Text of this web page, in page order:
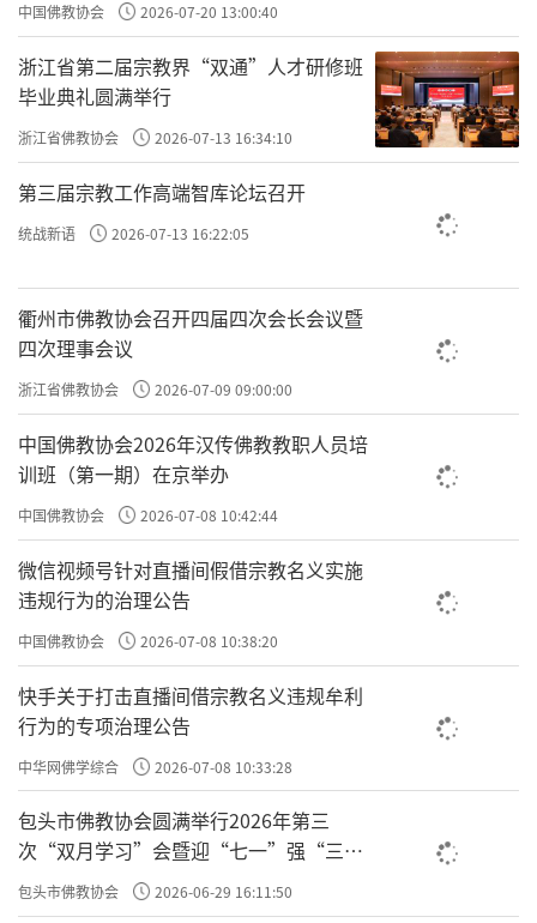
亏那就万事大吉。
第二种情况，讲公理，真讲理。这样的人
是社会的正能量，是有道义担当、有责任
心的人。他不但自己讲公理，讲正理，而
题，遇到不讲理的人，他会受不了，由于
执着于合理性，会用自己认定的理去要求
别人；因为有太多不讲理的人事，所以经
常会陷入矛盾冲突中，很容易愤世嫉俗，
自我伤害。
中国佛教协会 2026-07-20 13:00:40
浙江省第二届宗教界“双通”人才研修班
毕业典礼圆满举行
浙江省佛教协会 2026-07-13 16:34:10
第三届宗教工作高端智库论坛召开
统战新语 2026-07-13 16:22:05
衢州市佛教协会召开四届四次会长会议暨
四次理事会议
浙江省佛教协会 2026-07-09 09:00:00
中国佛教协会2026年汉传佛教教职人员培
训班（第一期）在京举办
中国佛教协会 2026-07-08 10:42:44
微信视频号针对直播间假借宗教名义实施
违规行为的治理公告
中国佛教协会 2026-07-08 10:38:20
快手关于打击直播间借宗教名义违规牟利
行为的专项治理公告
中华网佛学综合 2026-07-08 10:33:28
包头市佛教协会圆满举行2026年第三
次“双月学习”会暨迎“七一”强“三
爱”主题书画笔会
包头市佛教协会 2026-06-29 16:11:50